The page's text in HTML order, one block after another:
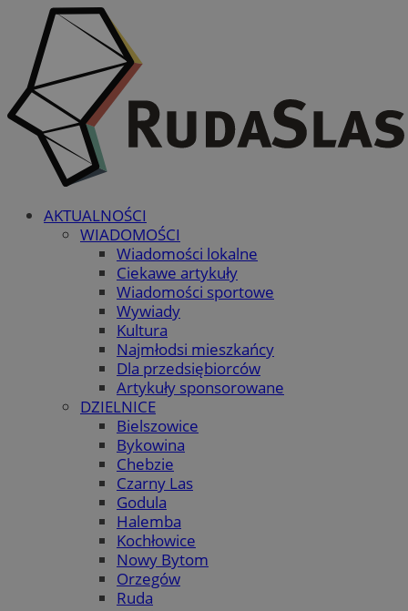
AKTUALNOŚCI
WIADOMOŚCI
Wiadomości lokalne
Ciekawe artykuły
Wiadomości sportowe
Wywiady
Kultura
Najmłodsi mieszkańcy
Dla przedsiębiorców
Artykuły sponsorowane
DZIELNICE
Bielszowice
Bykowina
Chebzie
Czarny Las
Godula
Halemba
Kochłowice
Nowy Bytom
Orzegów
Ruda